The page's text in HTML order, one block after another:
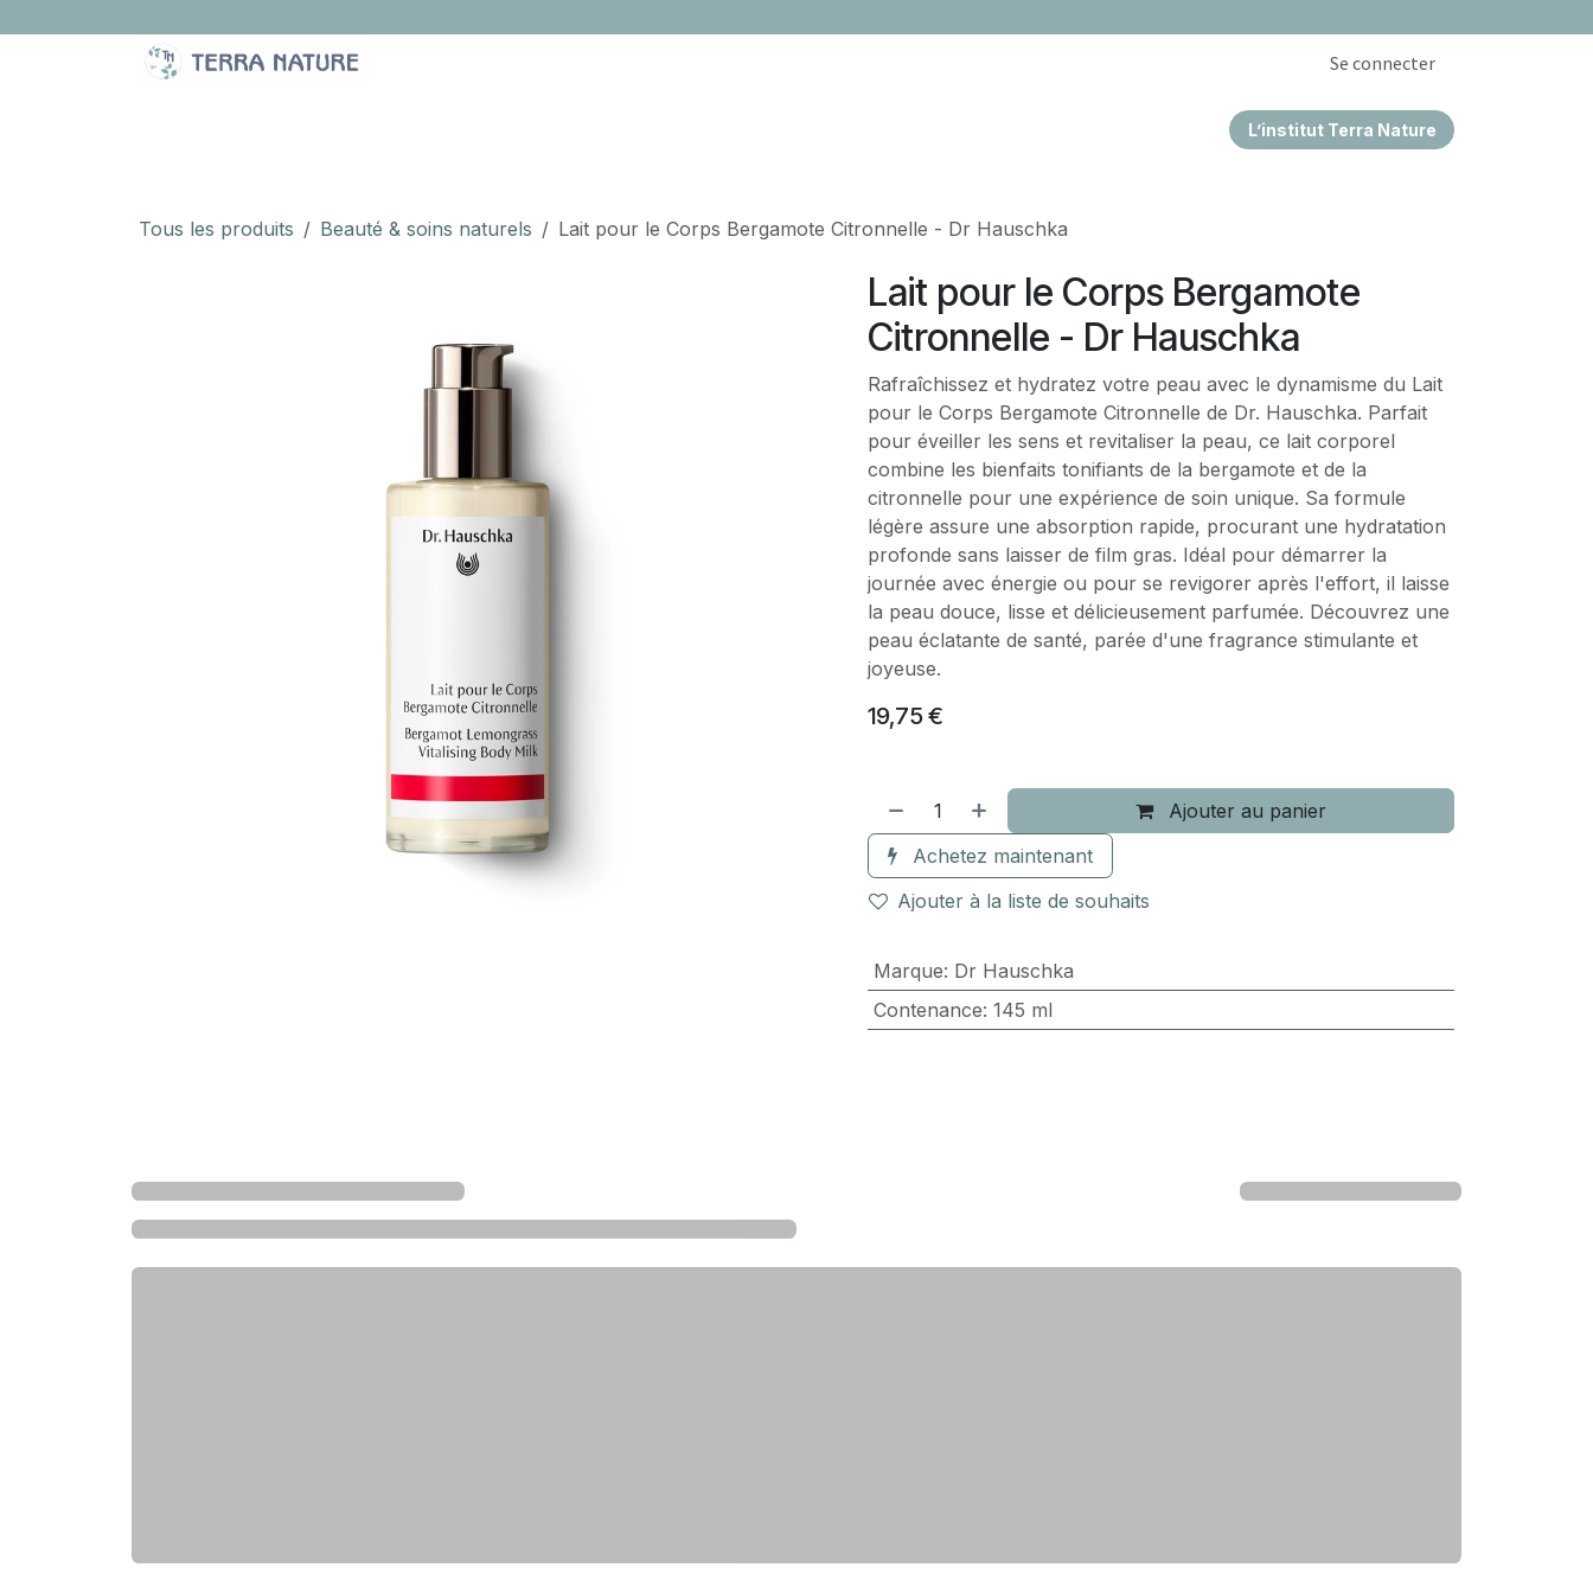
Se connecter
L’institut Terra Nature
Tous les produits Beauté & soins naturels Lait pour le Corps Bergamote Citronnelle - Dr Hauschka
Lait pour le Corps Bergamote
Citronnelle - Dr Hauschka
Rafraîchissez et hydratez votre peau avec le dynamisme du Lait
pour le Corps Bergamote Citronnelle de Dr. Hauschka. Parfait
pour éveiller les sens et revitaliser la peau, ce lait corporel
combine les bienfaits tonifiants de la bergamote et de la
citronnelle pour une expérience de soin unique. Sa formule
légère assure une absorption rapide, procurant une hydratation
profonde sans laisser de film gras. Idéal pour démarrer la
journée avec énergie ou pour se revigorer après l'effort, il laisse
la peau douce, lisse et délicieusement parfumée. Découvrez une
peau éclatante de santé, parée d'une fragrance stimulante et
joyeuse.
19,75 €
Ajouter au panier
Achetez maintenant
Ajouter à la liste de souhaits
Marque: Dr Hauschka
Contenance: 145 ml